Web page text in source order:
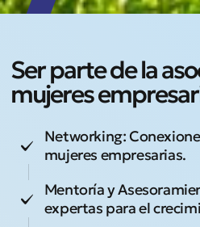
Ser parte de la
mujeres
Networking:
mujeres empresarias.
Mentoría y
expertas para el